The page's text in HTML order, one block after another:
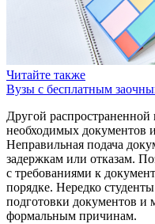
Читайте также
Вузы с бесплатным
Другой распространенной
необходимых документов
Неправильная подача
задержкам или отказам.
с требованиями к
порядке. Нередко
подготовки документов и
формальным причинам.